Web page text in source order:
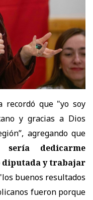
recordó que "yo soy
y gracias a Dios
agregando que
dedicarme
diputada y trabajar
buenos resultados
fueron porque